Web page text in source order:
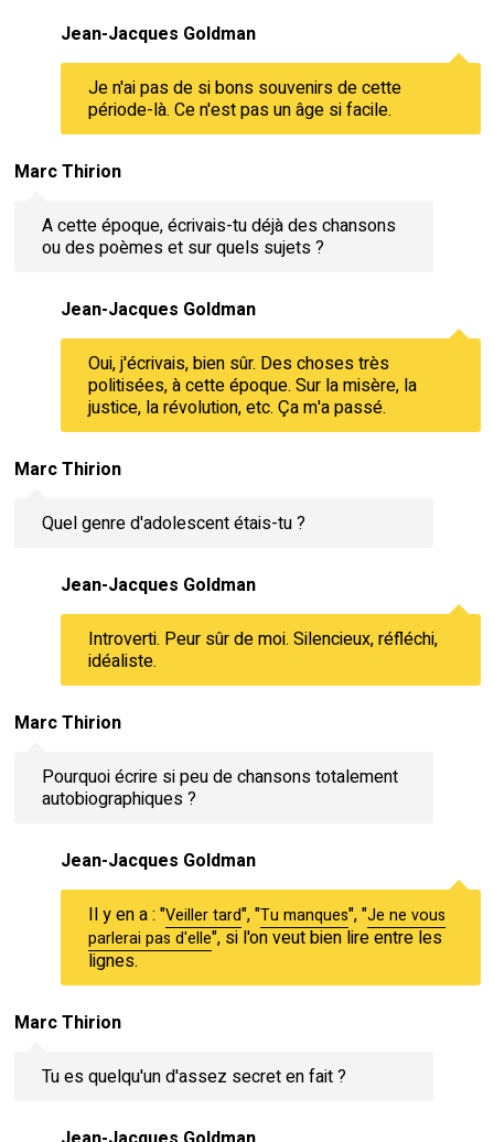
Jean-Jacques Goldman
Je n'ai pas de si bons souvenirs de cette
période-là. Ce n'est pas un âge si facile.
Marc Thirion
A cette époque, écrivais-tu déjà des chansons
ou des poèmes et sur quels sujets ?
Jean-Jacques Goldman
Oui, j'écrivais, bien sûr. Des choses très
politisées, à cette époque. Sur la misère, la
justice, la révolution, etc. Ça m'a passé.
Marc Thirion
Quel genre d'adolescent étais-tu ?
Jean-Jacques Goldman
Introverti. Peur sûr de moi. Silencieux, réfléchi,
idéaliste.
Marc Thirion
Pourquoi écrire si peu de chansons totalement
autobiographiques ?
Jean-Jacques Goldman
Il y en a : "Veiller tard", "Tu manques", "Je ne vous
parlerai pas d'elle", si l'on veut bien lire entre les
lignes.
Marc Thirion
Tu es quelqu'un d'assez secret en fait ?